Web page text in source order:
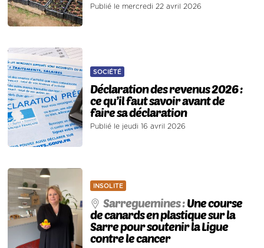
Publié le mercredi 22 avril 2026
SOCIÉTÉ
Déclaration des revenus 2026 :
ce qu’il faut savoir avant de
faire sa déclaration
Publié le jeudi 16 avril 2026
INSOLITE
Sarreguemines :Une course
de canards en plastique sur la
Sarre pour soutenir la Ligue
contre le cancer